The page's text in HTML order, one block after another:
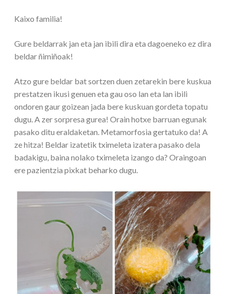
Kaixo familia!
Gure beldarrak jan eta jan ibili dira eta dagoeneko ez dira
beldar ñimiñoak!
Atzo gure beldar bat sortzen duen zetarekin bere kuskua
prestatzen ikusi genuen eta gau oso lan eta lan ibili
ondoren gaur goizean jada bere kuskuan gordeta topatu
dugu. A zer sorpresa gurea! Orain hotxe barruan egunak
pasako ditu eraldaketan. Metamorfosia gertatuko da! A
ze hitza! Beldar izatetik tximeleta izatera pasako dela
badakigu, baina nolako tximeleta izango da? Oraingoan
ere pazientzia pixkat beharko dugu.